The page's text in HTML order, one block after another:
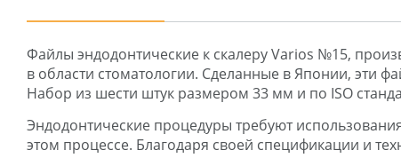
Файлы эндодонтические к скалеру Varios №15,
в области стоматологии. Сделанные в Японии, эти
Набор из шести штук размером 33 мм и по ISO
Эндодонтические процедуры требуют
этом процессе. Благодаря своей спецификации и